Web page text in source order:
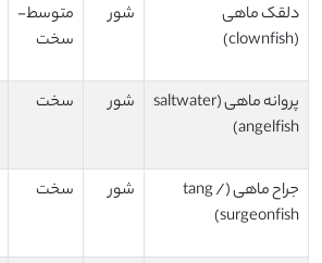
دلقک ماهی
(clownfish)
شور
متوسط-
سخت
پروانه ماهی (saltwater
angelfish)
شور سخت
جراح ماهی (tang /
surgeonfish)
شور سخت